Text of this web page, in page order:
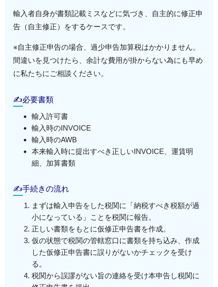
輸入者自身が書類記載ミスなどに気づき、自主的に修正申
告（自主修正）をするケースです。
※自主修正申告の場合、過少申告加算税はかかりません。
間違いを見つけたら、余計な費用が掛からない為にも早め
に私たちにご相談ください。
✍必要書類
輸入許可書
輸入時のINVOICE
輸入時のAWB
本来輸入時に提出すべき正しいINVOICE、運賃明
細、加算書類
✍手続きの流れ
まずは輸入申告をした税関に「納税すべき税額が過
小になっている」ことを税関に報告。
正しい書類をもとに仮修正申告書を作成。
仮の状態で税関の管轄窓口に書類を持ち込み、作成
した仮修正申告書に誤りがないかチェックを受け
る。
税関から誤謬がない旨の連絡を受け本申告し税関に